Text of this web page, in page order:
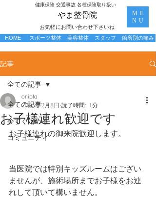
お気軽にお問い合わせ下さいね
​やま整骨院
​健康保険 交通事故 各種保険取り扱い
ME
NU
スポーツ整体 美容整体 箇所別の痛み
HOME スタッフ
記事
全ての記事
今すぐ始める
コミュニティ
全ての記事
お子様連れ歓迎です
onipta
2025年2月8日 読了時間: 1分
お子様連れの御来院歓迎します。
当医院では特別キッズルームはござい
ませんが、施術場所までお子様をお連
れして頂いて構いません。